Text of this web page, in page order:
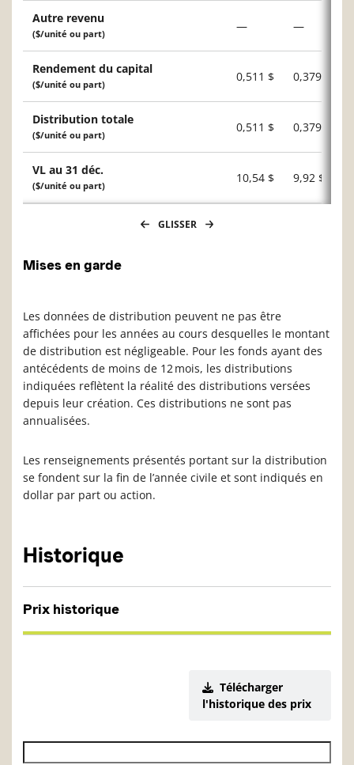
Autre revenu
($/unité ou part)
— —
Rendement du capital
($/unité ou part)
0,511 $ 0,379 $
Distribution totale
($/unité ou part)
0,511 $ 0,379 $
VL au 31 déc.
($/unité ou part)
10,54 $ 9,92 $
GLISSER
Mises en garde
Les données de distribution peuvent ne pas être
affichées pour les années au cours desquelles le montant
de distribution est négligeable. Pour les fonds ayant des
antécédents de moins de 12 mois, les distributions
indiquées reflètent la réalité des distributions versées
depuis leur création. Ces distributions ne sont pas
annualisées.
Les renseignements présentés portant sur la distribution
se fondent sur la fin de l’année civile et sont indiqués en
dollar par part ou action.
Historique
Prix historique
Télécharger
l'historique des prix
Date de début de l’historique des VL